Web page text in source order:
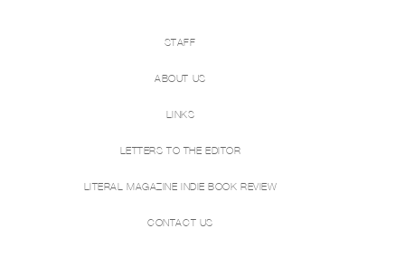
STAFF
ABOUT US
LINKS
LETTERS TO THE EDITOR
LITERAL MAGAZINE INDIE BOOK REVIEW
CONTACT US